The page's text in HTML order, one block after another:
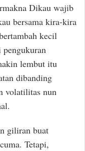
Dikau wajib
bersama kira-kira
kecil
lembut itu
dibanding
volatilitas nun
giliran buat
Tetapi,